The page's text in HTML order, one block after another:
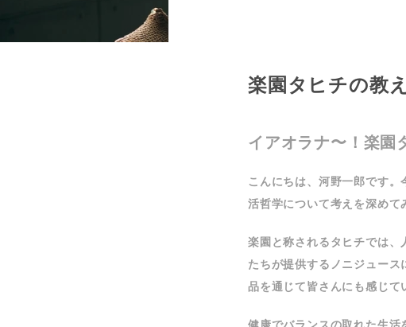
楽園タヒチの教
イアオラナ〜！楽園
こんにちは、河野一郎です
活哲学について考えを深めて
楽園と称されるタヒチでは
たちが提供するノニジュー
品を通じて皆さんにも感じて